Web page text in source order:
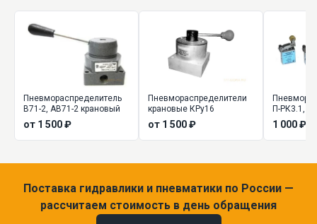
Пневмораспределитель
В71-2, АВ71-2 крановый
от 1 500 ₽
Пневмораспределители
крановые КРу16
от 1 500 ₽
П-РК3.1, П-РК3.2, П-РК3.3,
П-РК3.4,
П-РК3.7
1 000 ₽
Поставка гидравлики и пневматики по России —
рассчитаем стоимость в день обращения